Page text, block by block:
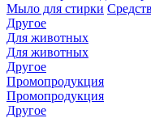
Мыло для стирки
Другое
Для животных
Для животных
Другое
Промопродукция
Промопродукция
Другое